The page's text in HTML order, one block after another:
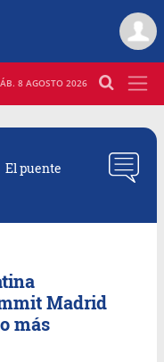
8 AGOSTO 2026
El puente
Madrid
más